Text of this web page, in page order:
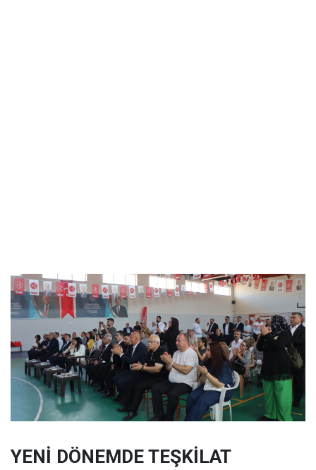
YENİ DÖNEMDE TEŞKİLAT